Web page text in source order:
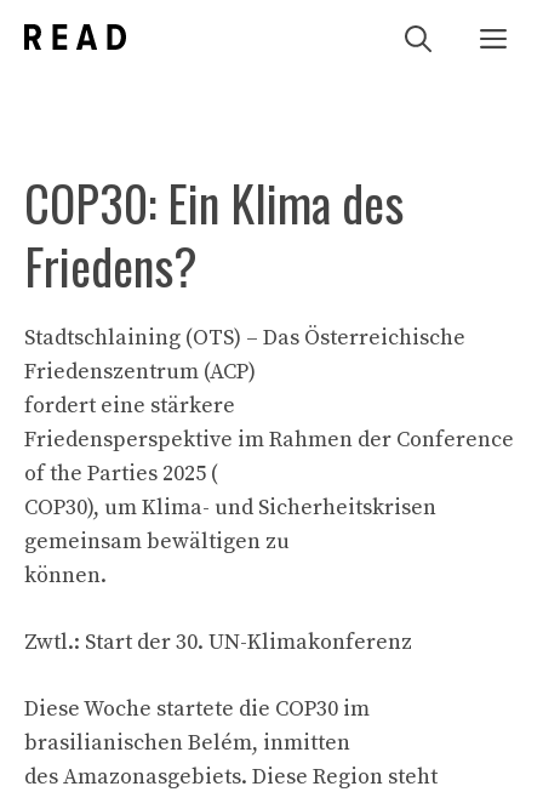
Inhalt
COP30: Ein Klima des
Friedens?
Stadtschlaining (OTS) – Das Österreichische
Friedenszentrum (ACP)
fordert eine stärkere
Friedensperspektive im Rahmen der Conference
of the Parties 2025 (
COP30), um Klima- und Sicherheitskrisen
gemeinsam bewältigen zu
können.
Zwtl.: Start der 30. UN-Klimakonferenz
Diese Woche startete die COP30 im
brasilianischen Belém, inmitten
des Amazonasgebiets. Diese Region steht